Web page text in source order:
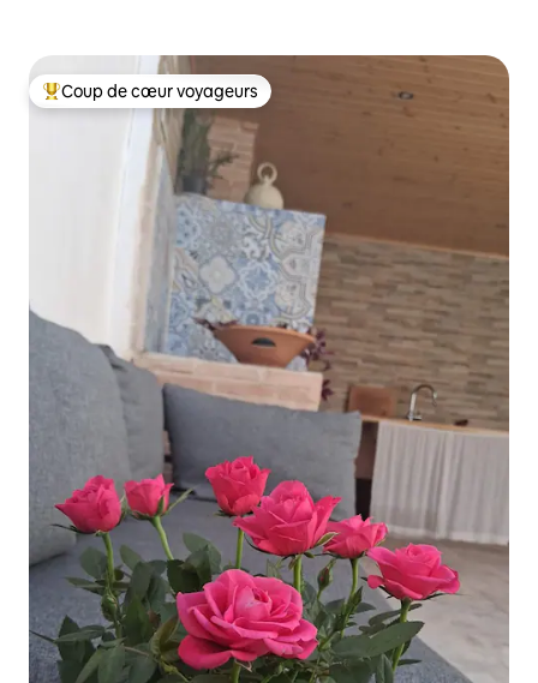
Coup de cœur voyageurs parmi les plus aimés
Coup de cœur voyageurs